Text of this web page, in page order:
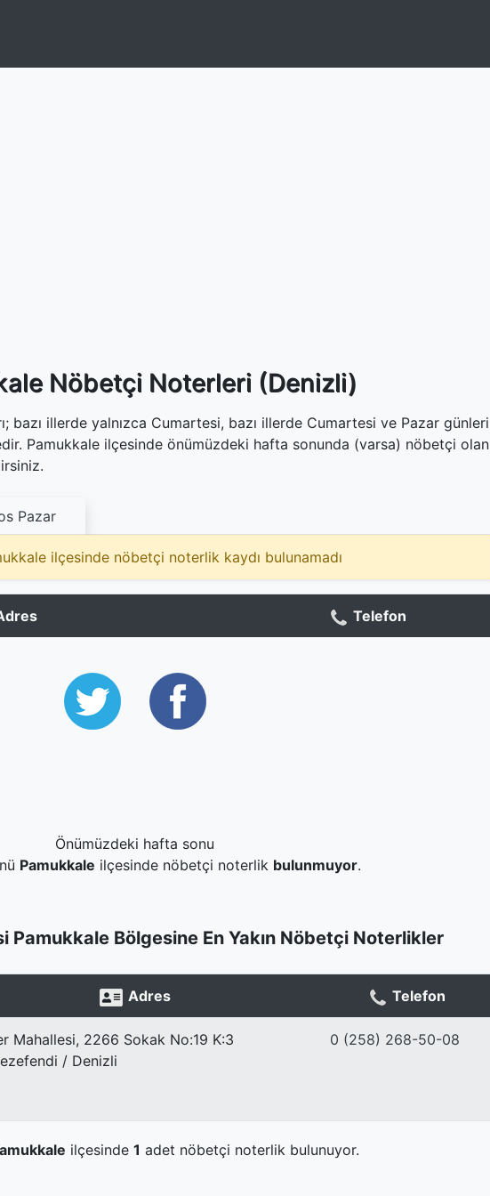
Nöbetçi Noterleri (Denizli)
bazı illerde yalnızca Cumartesi, bazı illerde Cumartesi ve Pazar günleri
Pamukkale ilçesinde önümüzdeki hafta sonunda (varsa) nöbetçi olan
Pazar
ilçesinde nöbetçi noterlik kaydı bulunamadı
Telefon
Önümüzdeki hafta sonu
Pamukkale ilçesinde nöbetçi noterlik bulunmuyor.
Pamukkale Bölgesine En Yakın Nöbetçi Noterlikler
Adres Telefon
Mahallesi, 2266 Sokak No:19 K:3
/ Denizli
0 (258) 268-50-08
ilçesinde1 adet nöbetçi noterlik bulunuyor.